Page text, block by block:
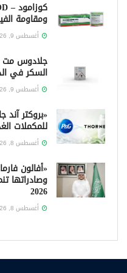
ومقاومة
أغسطس 9, 2026
السكر في
أغسطس 9, 2026
«بروكتر
للمكملات الغذائية
أغسطس 8, 2026
«أفالون
2026
أغسطس 8, 2026